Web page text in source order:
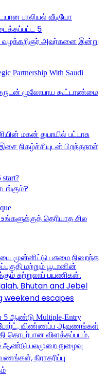
பாலியல் வீடியோ
5
வழக்கறிஞர் அவர்களை இன்று
மூலோபாய கூட்டாண்மை
மகன் துபாயில் பட்டாசு
நிகழ்ச்சியுடன் பிறந்தநாள்
தெரியாத சில
Bhutan and Jebel
weekend escapes
ஆண்டு பலமுறை நுழைவு
நிராகரிப்பு